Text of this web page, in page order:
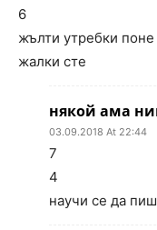
6
жълти утребки
жалки сте
някой ама
03.09.2018 At 22:44
7
4
научи се да